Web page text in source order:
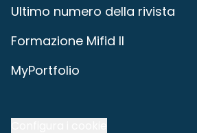
Ultimo numero della rivista
Formazione Mifid II
MyPortfolio